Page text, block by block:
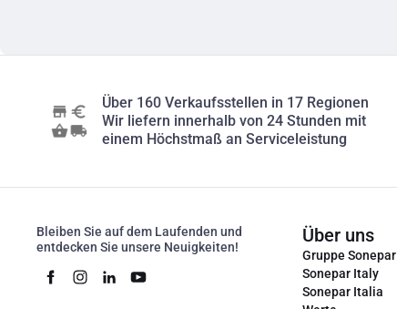
Über 160 Verkaufsstellen in 17 Regionen
Wir liefern innerhalb von 24 Stunden mit
einem Höchstmaß an Serviceleistung
Bleiben Sie auf dem Laufenden und
entdecken Sie unsere Neuigkeiten!
Über uns
Gruppe Sonepar
Sonepar Italy
Sonepar Italia